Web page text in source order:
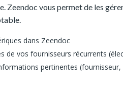
vous permet de les
dans Zeendoc
de vos fournisseurs récurrents
pertinentes